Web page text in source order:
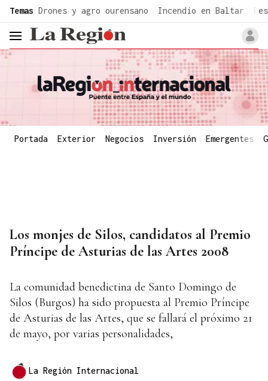
Temas Drones y agro ourensano Incendio en Baltar
header.menu.open
Portada Exterior Negocios Inversión Emergentes
Los monjes de Silos, candidatos al Premio
Príncipe de Asturias de las Artes 2008
La comunidad benedictina de Santo Domingo de
Silos (Burgos) ha sido propuesta al Premio Príncipe
de Asturias de las Artes, que se fallará el próximo 21
de mayo, por varias personalidades,
La Región Internacional